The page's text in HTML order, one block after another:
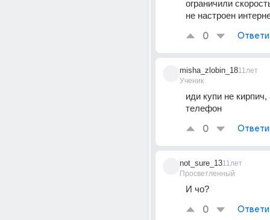
ограничили
не настроен
0
misha_zlobin_18
Ученик
11лет
иди купи не
телефон
0
not_sure_13
Просветленный
11лет
И чо?
0